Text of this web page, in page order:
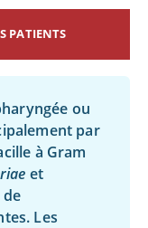
PATIENTS
ou
par
à Gram
et
Les